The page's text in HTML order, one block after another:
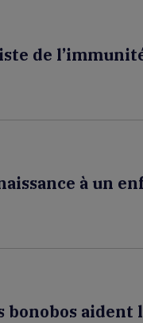
de
à un
bonobos